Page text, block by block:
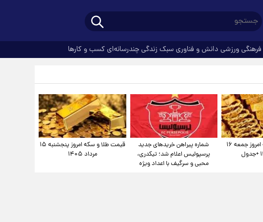
فرهنگیورزشی دانش و فناوری سبک زندگیچندرسانه‌ای کسب و کارها
قیمت طلا و سکه امروز جمعه ۱۶
شماره پیراهن خریدهای جدید
پرسپولیس اعلام شد؛ تیکدری،
محبی و سرگیف با اعداد ویژه
قیمت طلا و سکه امروز پنجشنبه ۱۵
مرداد ۱۴۰۵